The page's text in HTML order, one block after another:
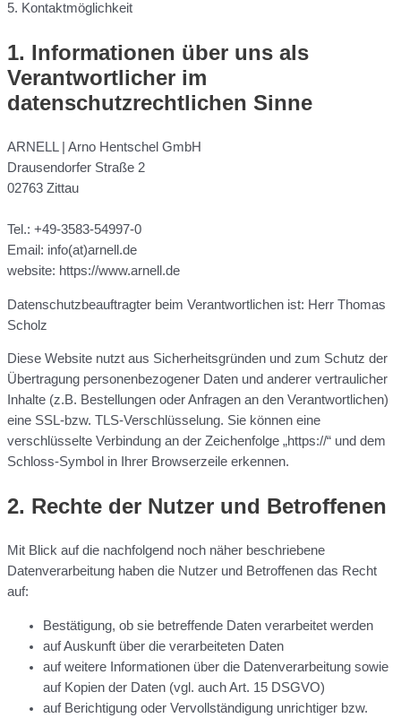
5. Kontaktmöglichkeit
1. Informationen über uns als
Verantwortlicher im
datenschutzrechtlichen Sinne
ARNELL | Arno Hentschel GmbH
Drausendorfer Straße 2
02763 Zittau
Tel.: +49-3583-54997-0
Email: info(at)arnell.de
website: https://www.arnell.de
Datenschutzbeauftragter beim Verantwortlichen ist: Herr Thomas
Scholz
Diese Website nutzt aus Sicherheitsgründen und zum Schutz der
Übertragung personenbezogener Daten und anderer vertraulicher
Inhalte (z.B. Bestellungen oder Anfragen an den Verantwortlichen)
eine SSL-bzw. TLS-Verschlüsselung. Sie können eine
verschlüsselte Verbindung an der Zeichenfolge „https://“ und dem
Schloss-Symbol in Ihrer Browserzeile erkennen.
2. Rechte der Nutzer und Betroffenen
Mit Blick auf die nachfolgend noch näher beschriebene
Datenverarbeitung haben die Nutzer und Betroffenen das Recht
auf:
Bestätigung, ob sie betreffende Daten verarbeitet werden
auf Auskunft über die verarbeiteten Daten
auf weitere Informationen über die Datenverarbeitung sowie
auf Kopien der Daten (vgl. auch Art. 15 DSGVO)
auf Berichtigung oder Vervollständigung unrichtiger bzw.